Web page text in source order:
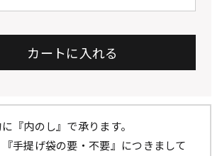
『内のし』で承ります。
手提げ袋の要・不要』につきまして